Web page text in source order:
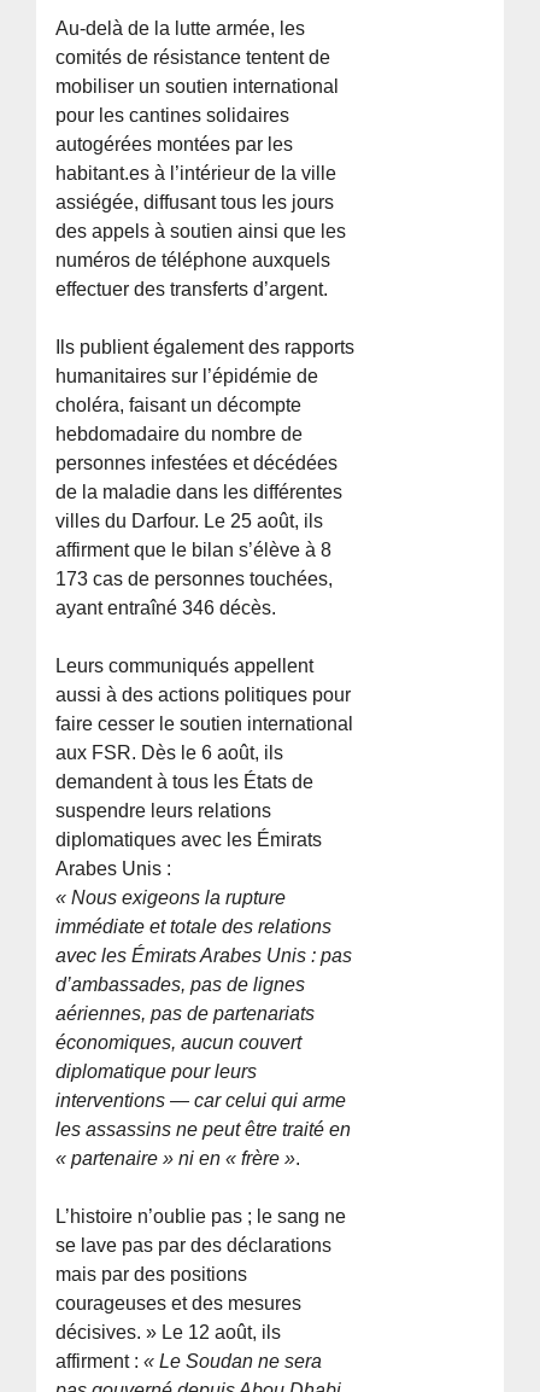
Au-delà de la lutte armée, les
comités de résistance tentent de
mobiliser un soutien international
pour les cantines solidaires
autogérées montées par les
habitant.es à l’intérieur de la ville
assiégée, diffusant tous les jours
des appels à soutien ainsi que les
numéros de téléphone auxquels
effectuer des transferts d’argent.
Ils publient également des rapports
humanitaires sur l’épidémie de
choléra, faisant un décompte
hebdomadaire du nombre de
personnes infestées et décédées
de la maladie dans les différentes
villes du Darfour. Le 25 août, ils
affirment que le bilan s’élève à 8
173 cas de personnes touchées,
ayant entraîné 346 décès.
Leurs communiqués appellent
aussi à des actions politiques pour
faire cesser le soutien international
aux FSR. Dès le 6 août, ils
demandent à tous les États de
suspendre leurs relations
diplomatiques avec les Émirats
Arabes Unis :
« Nous exigeons la rupture
immédiate et totale des relations
avec les Émirats Arabes Unis : pas
d’ambassades, pas de lignes
aériennes, pas de partenariats
économiques, aucun couvert
diplomatique pour leurs
interventions — car celui qui arme
les assassins ne peut être traité en
« partenaire » ni en « frère ».
L’histoire n’oublie pas ; le sang ne
se lave pas par des déclarations
mais par des positions
courageuses et des mesures
décisives. » Le 12 août, ils
affirment : « Le Soudan ne sera